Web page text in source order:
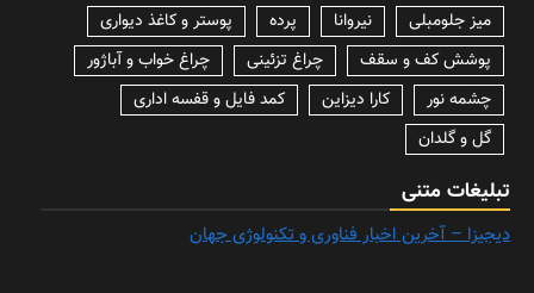
میز جلومبلی
نیروانا پرده
پوستر و کاغذ دیواری
پوشش کف و سقف
چراغ تزئینی
چراغ خواب و آباژور
چشمه نور
کارا دیزاین
کمد فایل و قفسه اداری
گل و گلدان
تبلیغات متنی
دیجیزا – آخرین اخبار فناوری و تکنولوژی جهان